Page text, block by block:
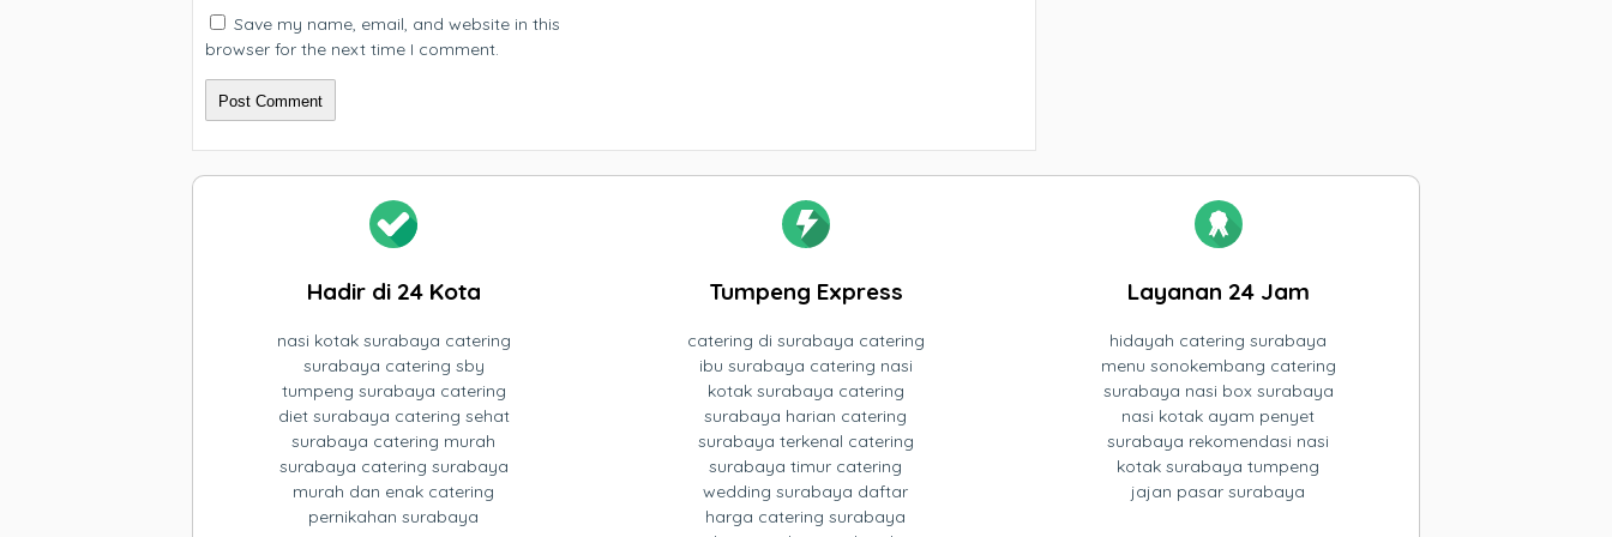
Save my name, email, and website in this
browser for the next time I comment.
Hadir di 24 Kota
nasi kotak surabaya catering
surabaya catering sby
tumpeng surabaya catering
diet surabaya catering sehat
surabaya catering murah
surabaya catering surabaya
murah dan enak catering
pernikahan surabaya
Tumpeng Express
catering di surabaya catering
ibu surabaya catering nasi
kotak surabaya catering
surabaya harian catering
surabaya terkenal catering
surabaya timur catering
wedding surabaya daftar
harga catering surabaya
Layanan 24 Jam
hidayah catering surabaya
menu sonokembang catering
surabaya nasi box surabaya
nasi kotak ayam penyet
surabaya rekomendasi nasi
kotak surabaya tumpeng
jajan pasar surabaya